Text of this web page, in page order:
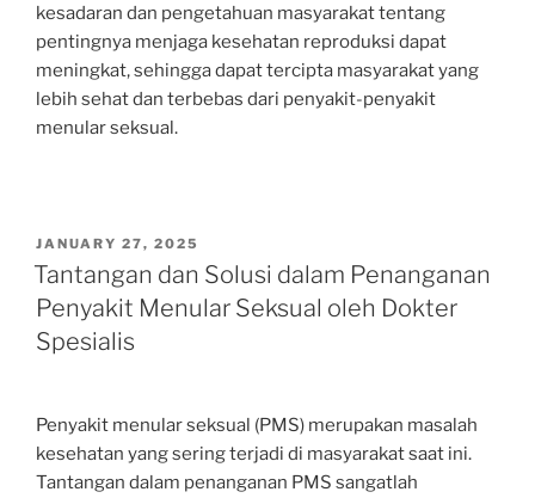
kesadaran dan pengetahuan masyarakat tentang
pentingnya menjaga kesehatan reproduksi dapat
meningkat, sehingga dapat tercipta masyarakat yang
lebih sehat dan terbebas dari penyakit-penyakit
menular seksual.
POSTED
ON
JANUARY 27, 2025
Tantangan dan Solusi dalam Penanganan
Penyakit Menular Seksual oleh Dokter
Spesialis
Penyakit menular seksual (PMS) merupakan masalah
kesehatan yang sering terjadi di masyarakat saat ini.
Tantangan dalam penanganan PMS sangatlah